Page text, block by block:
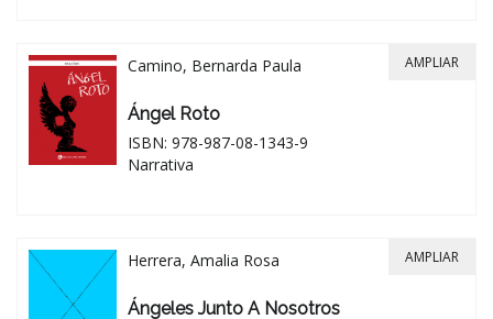
Camino, Bernarda Paula
Ángel Roto
ISBN: 978-987-08-1343-9
Narrativa
AMPLIAR
Herrera, Amalia Rosa
Ángeles Junto A Nosotros
AMPLIAR